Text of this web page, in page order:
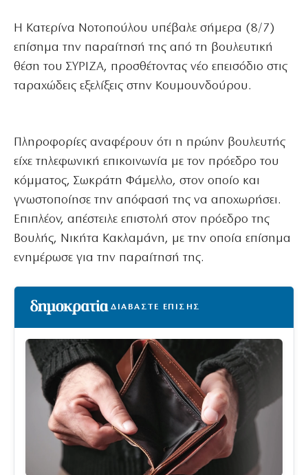
Η Κατερίνα Νοτοπούλου υπέβαλε σήμερα (8/7)
επίσημα την παραίτησή της από τη βουλευτική
θέση του ΣΥΡΙΖΑ, προσθέτοντας νέο επεισόδιο στις
ταραχώδεις εξελίξεις στην Κουμουνδούρου.
Πληροφορίες αναφέρουν ότι η πρώην βουλευτής
είχε τηλεφωνική επικοινωνία με τον πρόεδρο του
κόμματος, Σωκράτη Φάμελλο, στον οποίο και
γνωστοποίησε την απόφασή της να αποχωρήσει.
Επιπλέον, απέστειλε επιστολή στον πρόεδρο της
Βουλής, Νικήτα Κακλαμάνη, με την οποία επίσημα
ενημέρωσε για την παραίτησή της.
ΔΙΑΒΑΣΤΕ ΕΠΙΣΗΣ